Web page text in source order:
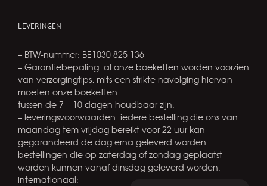
LEVERINGEN
– BTW-nummer: BE1030 825 136
– Garantiebepaling: al onze boeketten worden voorzien
van verzorgingtips, mits een strikte navolging hiervan
moeten onze boeketten
tussen de 7 – 10 dagen houdbaar zijn.
– leveringsvoorwaarden: iedere bestelling die ons van
maandag tem vrijdag bereikt voor 22 uur kan
gegarandeerd de dag erna geleverd worden.
bestellingen die op zaterdag of zondag geplaatst
worden kunnen vanaf dinsdag geleverd worden.
internationaal: